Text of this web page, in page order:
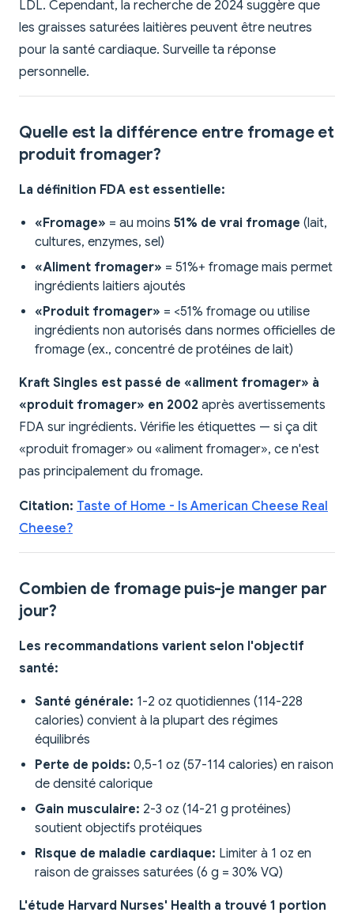
LDL. Cependant, la recherche de 2024 suggère que
les graisses saturées laitières peuvent être neutres
pour la santé cardiaque. Surveille ta réponse
personnelle.
Quelle est la différence entre fromage et
produit fromager?
La définition FDA est essentielle:
«Fromage» = au moins 51% de vrai fromage (lait,
cultures, enzymes, sel)
«Aliment fromager» = 51%+ fromage mais permet
ingrédients laitiers ajoutés
«Produit fromager» = <51% fromage ou utilise
ingrédients non autorisés dans normes officielles de
fromage (ex., concentré de protéines de lait)
Kraft Singles est passé de «aliment fromager» à
«produit fromager» en 2002 après avertissements
FDA sur ingrédients. Vérifie les étiquettes — si ça dit
«produit fromager» ou «aliment fromager», ce n'est
pas principalement du fromage.
Citation: Taste of Home - Is American Cheese Real
Cheese?
Combien de fromage puis-je manger par
jour?
Les recommandations varient selon l'objectif
santé:
Santé générale: 1-2 oz quotidiennes (114-228
calories) convient à la plupart des régimes
équilibrés
Perte de poids: 0,5-1 oz (57-114 calories) en raison
de densité calorique
Gain musculaire: 2-3 oz (14-21 g protéines)
soutient objectifs protéiques
Risque de maladie cardiaque: Limiter à 1 oz en
raison de graisses saturées (6 g = 30% VQ)
L'étude Harvard Nurses' Health a trouvé 1 portion